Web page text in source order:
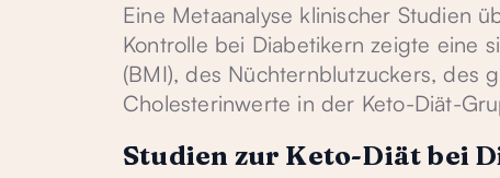
Eine Metaanalyse klinischer Studien
Kontrolle bei Diabetikern zeigte eine
(BMI), des Nüchternblutzuckers, des
Cholesterinwerte in der Keto-Diät-
Studien zur Keto-Diät bei